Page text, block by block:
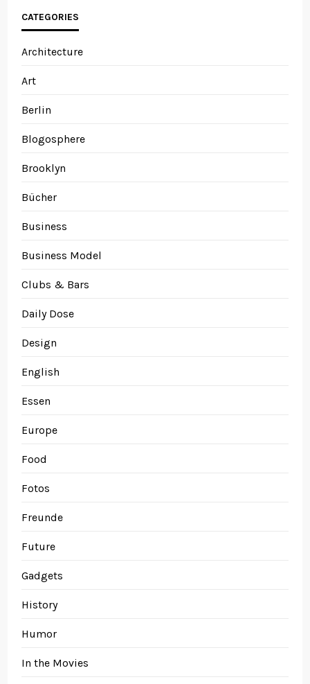
CATEGORIES
Architecture
Art
Berlin
Blogosphere
Brooklyn
Bücher
Business
Business Model
Clubs & Bars
Daily Dose
Design
English
Essen
Europe
Food
Fotos
Freunde
Future
Gadgets
History
Humor
In the Movies